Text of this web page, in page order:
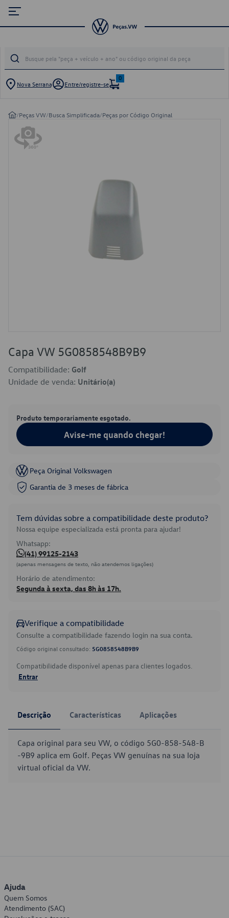
Nova Serrana Entre/registre-se
0
/Peças VW/Busca Simplificada/Peças por Código Original
Capa VW 5G0858548B9B9
Compatibilidade: Golf
Unidade de venda: Unitário(a)
Produto temporariamente esgotado.
Avise-me quando chegar!
Peça Original Volkswagen
Garantia de 3 meses de fábrica
Tem dúvidas sobre a compatibilidade deste produto?
Nossa equipe especializada está pronta para ajudar!
Whatsapp:
(41) 99125-2143
(apenas mensagens de texto, não atendemos ligações)
Horário de atendimento:
Segunda à sexta, das 8h às 17h.
Verifique a compatibilidade
Consulte a compatibilidade fazendo login na sua conta.
Código original consultado: 5G0858548B9B9
Compatibilidade disponível apenas para clientes logados.
Entrar
Descrição Características Aplicações
Capa original para seu VW, o código 5G0-858-548-B
-9B9 aplica em Golf. Peças VW genuínas na sua loja
virtual oficial da VW.
Ajuda
Quem Somos
Atendimento (SAC)